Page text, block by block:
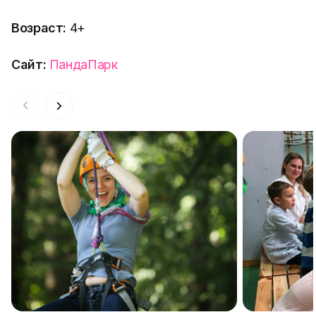
Возраст: 4+
Сайт: ПандаПарк